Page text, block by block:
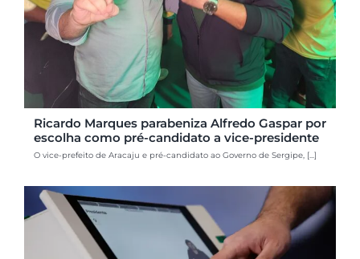
Ricardo Marques parabeniza Alfredo Gaspar por
escolha como pré-candidato a vice-presidente
O vice-prefeito de Aracaju e pré-candidato ao Governo de Sergipe, [...]